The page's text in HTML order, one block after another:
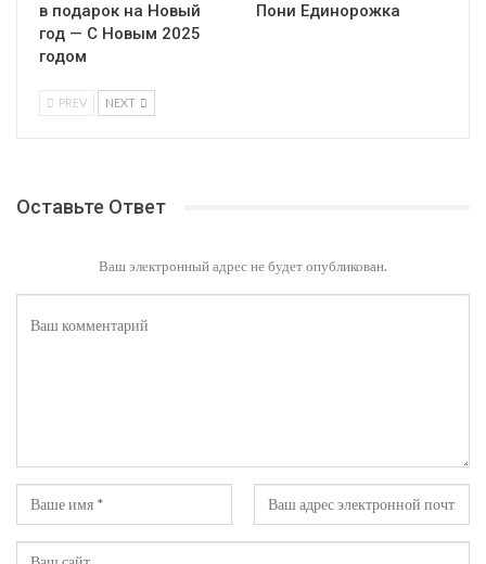
в подарок на Новый
год — С Новым 2025
годом
Пони Единорожка
PREV NEXT
Оставьте Ответ
Ваш электронный адрес не будет опубликован.